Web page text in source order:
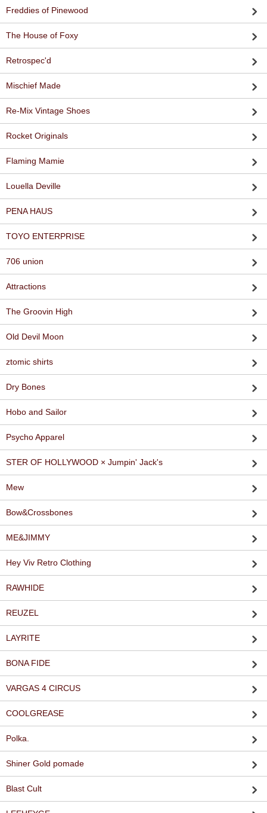
Freddies of Pinewood
The House of Foxy
Retrospec'd
Mischief Made
Re-Mix Vintage Shoes
Rocket Originals
Flaming Mamie
Louella Deville
PENA HAUS
TOYO ENTERPRISE
706 union
Attractions
The Groovin High
Old Devil Moon
ztomic shirts
Dry Bones
Hobo and Sailor
Psycho Apparel
STER OF HOLLYWOOD × Jumpin' Jack's
Mew
Bow&Crossbones
ME&JIMMY
Hey Viv Retro Clothing
RAWHIDE
REUZEL
LAYRITE
BONA FIDE
VARGAS 4 CIRCUS
COOLGREASE
Polka.
Shiner Gold pomade
Blast Cult